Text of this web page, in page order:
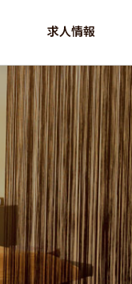
求人情報